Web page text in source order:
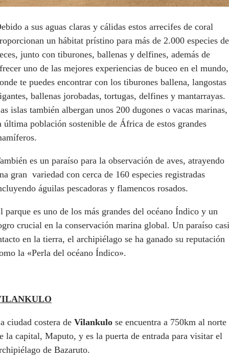
a sus aguas claras y cálidas estos arrecifes de coral
un hábitat prístino para más de 2.000 especies de
junto con tiburones, ballenas y delfines, además de
uno de las mejores experiencias de buceo en el mundo,
te puedes encontrar con los tiburones ballena, langostas
ballenas jorobadas, tortugas, delfines y mantarrayas.
islas también albergan unos 200 dugones o vacas marinas,
última población sostenible de África de estos grandes
es un paraíso para la observación de aves, atrayendo
gran variedad con cerca de 160 especies registradas
águilas pescadoras y flamencos rosados.
parque es uno de los más grandes del océano Índico y un
crucial en la conservación marina global. Un paraíso casi
en la tierra, el archipiélago se ha ganado su reputación
la «Perla del océano Índico».
ciudad costera de Vilankulo se encuentra a 750km al norte
la capital, Maputo, y es la puerta de entrada para visitar el
de Bazaruto.